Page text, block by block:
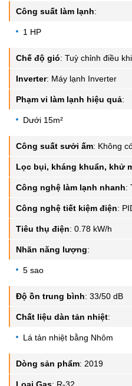
Công suất làm lạnh:
1 HP
Chế độ gió: Tuỳ chỉnh điều
Inverter: Máy lạnh Inverter
Phạm vi làm lạnh hiệu quả:
Dưới 15m²
Công suất sưởi ấm: Không
Lọc bụi, kháng khuẩn, khử
Công nghệ làm lạnh nhanh:
Công nghệ tiết kiệm điện:
Tiêu thụ điện: 0.78 kW/h
Nhãn năng lượng:
5 sao
Độ ồn trung bình: 33/50 dB
Chất liệu dàn tản nhiệt:
Lá tản nhiệt bằng Nhôm
Dòng sản phẩm: 2019